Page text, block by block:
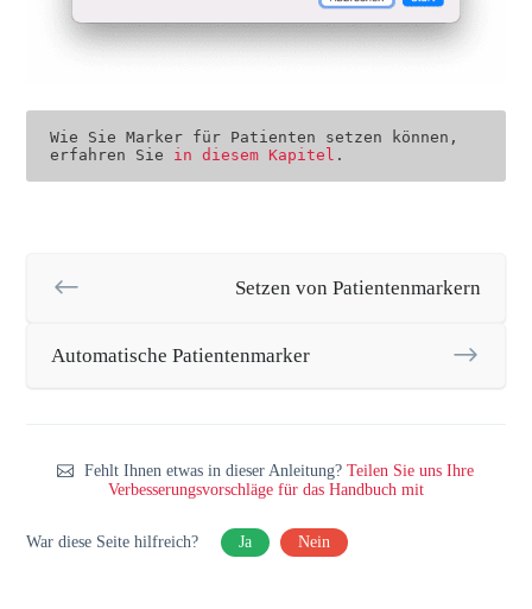
Wie Sie Marker für Patienten setzen können,
erfahren Sie in diesem Kapitel .
Setzen von Patientenmarkern
Automatische Patientenmarker
Fehlt Ihnen etwas in dieser Anleitung?Teilen Sie uns Ihre
Verbesserungsvorschläge für das Handbuch mit
War diese Seite hilfreich? Ja Nein